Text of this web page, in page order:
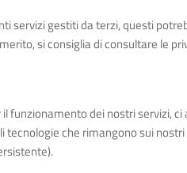
servizi gestiti da terzi, questi
si consiglia di consultare le
funzionamento dei nostri
che rimangono sui